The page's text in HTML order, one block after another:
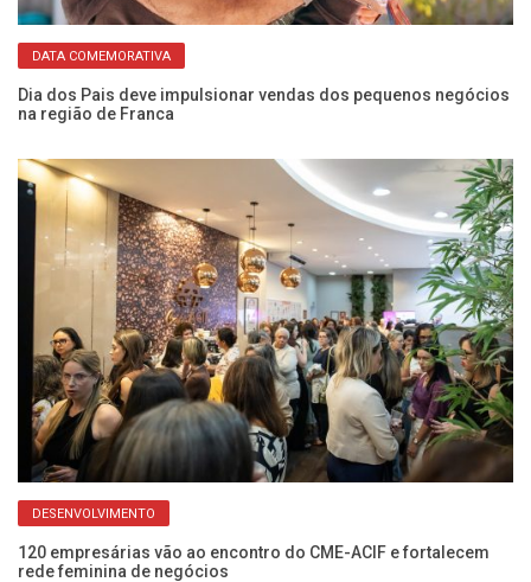
DATA COMEMORATIVA
Dia dos Pais deve impulsionar vendas dos pequenos negócios
na região de Franca
DESENVOLVIMENTO
120 empresárias vão ao encontro do CME-ACIF e fortalecem
rede feminina de negócios